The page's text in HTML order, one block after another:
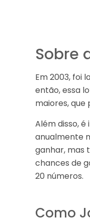
Sobre
Em 2003, foi
então, essa
maiores, que
Além disso,
anualmente
ganhar, mas
chances de
20 números.
Como